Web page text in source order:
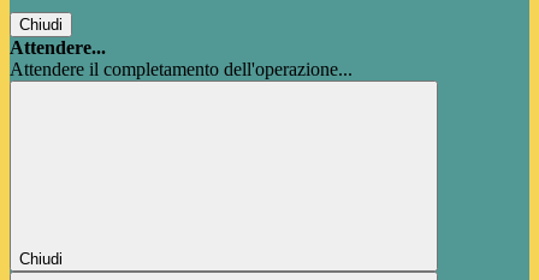
Chiudi
Attendere...
Attendere il completamento dell'operazione...
Chiudi